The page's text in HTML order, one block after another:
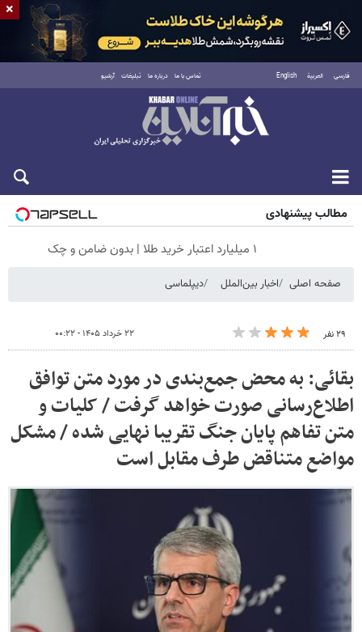
فارسی العربية English تماس با ما درباره ما تبلیغات آرشیو
جمعه ۱۶ مرداد ۱۴۰۵
مطالب پیشنهادی
۱ میلیارد اعتبار خرید طلا | بدون ضامن و چک
صفحه اصلی اخبار بین‌الملل دیپلماسی
۲۹ نفر ۲۲ خرداد ۱۴۰۵ - ۰۰:۲۲
بقائی: به محض جمع‌بندی در مورد متن توافق
اطلاع‌رسانی صورت خواهد گرفت / کلیات و
متن تفاهم پایان جنگ تقریبا نهایی شده / مشکل
مواضع متناقض طرف مقابل است
×